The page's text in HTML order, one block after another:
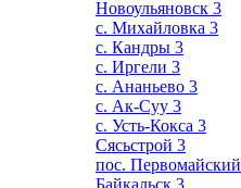
Новоульяновск 3
с. Михайловка 3
с. Кандры 3
с. Иргели 3
с. Ананьево 3
с. Ак-Суу 3
с. Усть-Кокса 3
Сясьстрой 3
пос. Первомайский
Байкальск 3